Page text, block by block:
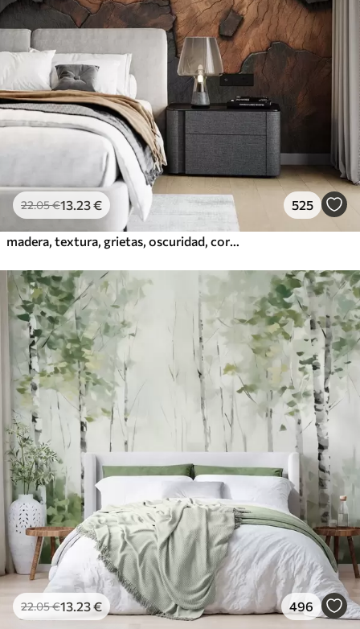
22.05€13 .23€ 525
22.05€13 .23€ 496